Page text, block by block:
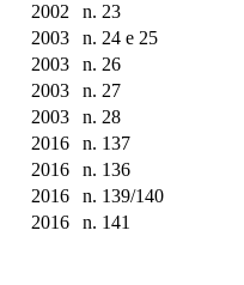
2002 n. 23
2003 n. 24 e 25
2003 n. 26
2003 n. 27
2003 n. 28
2016 n. 137
2016 n. 136
2016 n. 139/140
2016 n. 141